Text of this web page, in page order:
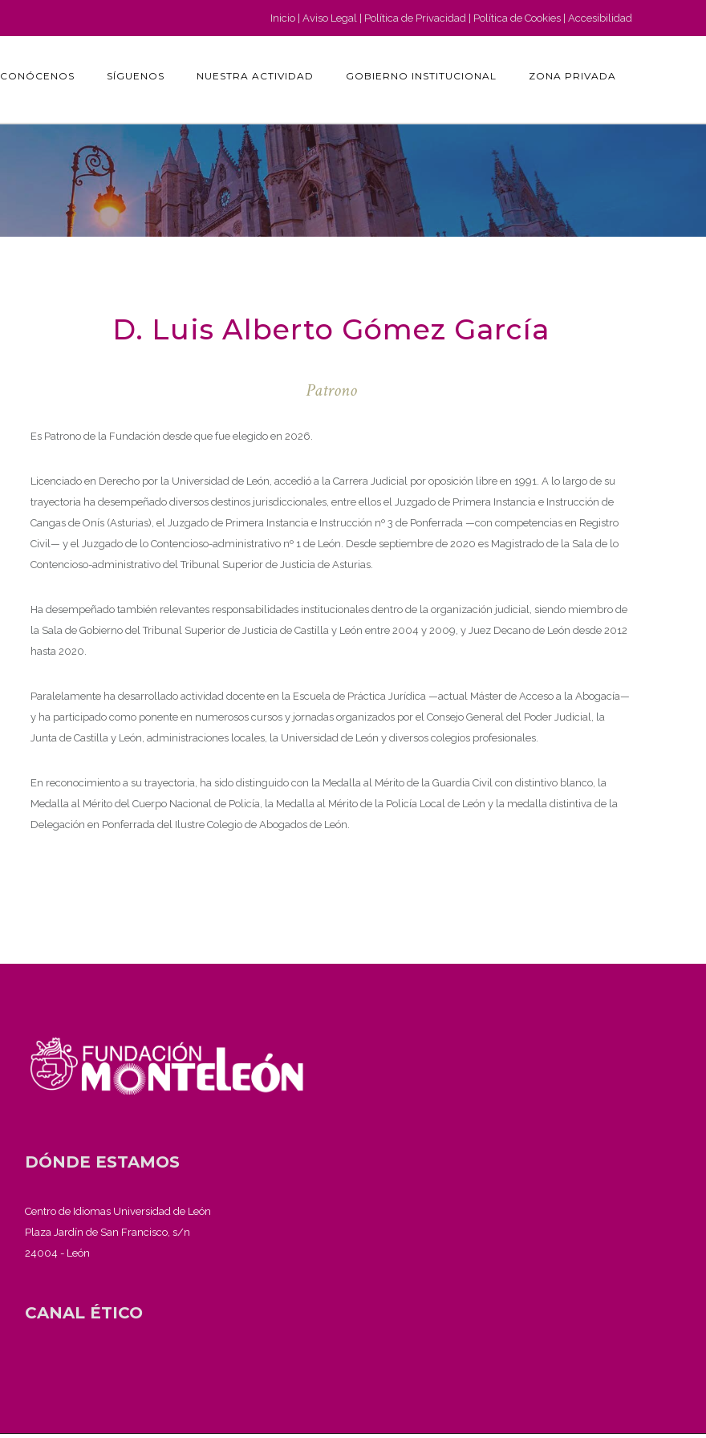
Inicio Aviso Legal Política de Privacidad Política de Cookies Accesibilidad
CONÓCENOS SÍGUENOS NUESTRA ACTIVIDAD GOBIERNO INSTITUCIONAL ZONA PRIVADA
D. Luis Alberto Gómez García
Patrono
Es Patrono de la Fundación desde que fue elegido en 2026.
Licenciado en Derecho por la Universidad de León, accedió a la Carrera Judicial por oposición libre en 1991. A lo largo de su
trayectoria ha desempeñado diversos destinos jurisdiccionales, entre ellos el Juzgado de Primera Instancia e Instrucción de
Cangas de Onís (Asturias), el Juzgado de Primera Instancia e Instrucción nº 3 de Ponferrada —con competencias en Registro
Civil— y el Juzgado de lo Contencioso-administrativo nº 1 de León. Desde septiembre de 2020 es Magistrado de la Sala de lo
Contencioso-administrativo del Tribunal Superior de Justicia de Asturias.
Ha desempeñado también relevantes responsabilidades institucionales dentro de la organización judicial, siendo miembro de
la Sala de Gobierno del Tribunal Superior de Justicia de Castilla y León entre 2004 y 2009, y Juez Decano de León desde 2012
hasta 2020.
Paralelamente ha desarrollado actividad docente en la Escuela de Práctica Jurídica —actual Máster de Acceso a la Abogacía—
y ha participado como ponente en numerosos cursos y jornadas organizados por el Consejo General del Poder Judicial, la
Junta de Castilla y León, administraciones locales, la Universidad de León y diversos colegios profesionales.
En reconocimiento a su trayectoria, ha sido distinguido con la Medalla al Mérito de la Guardia Civil con distintivo blanco, la
Medalla al Mérito del Cuerpo Nacional de Policía, la Medalla al Mérito de la Policía Local de León y la medalla distintiva de la
Delegación en Ponferrada del Ilustre Colegio de Abogados de León.
DÓNDE ESTAMOS
Centro de Idiomas Universidad de León
Plaza Jardín de San Francisco, s/n
24004 - León
CANAL ÉTICO